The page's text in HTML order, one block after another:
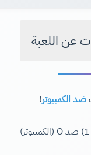
ضد الكمبيوتر!